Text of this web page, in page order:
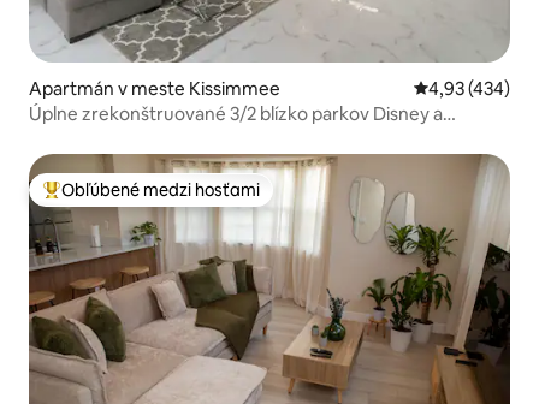
Apartmán v meste Kissimmee Priemerné
4,93 (434)
Úplne zrekonštruované 3/2 blízko parkov Disney a
Najobľúbenejšie medzi hosťami
Obľúbené medzi hosťami